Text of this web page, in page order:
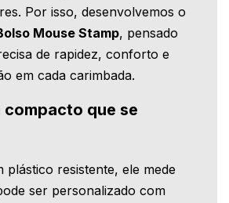
Por isso, desenvolvemos o
Mouse Stamp, pensado
de rapidez, conforto e
em cada carimbada.
compacto que se
plástico resistente, ele mede
ser personalizado com